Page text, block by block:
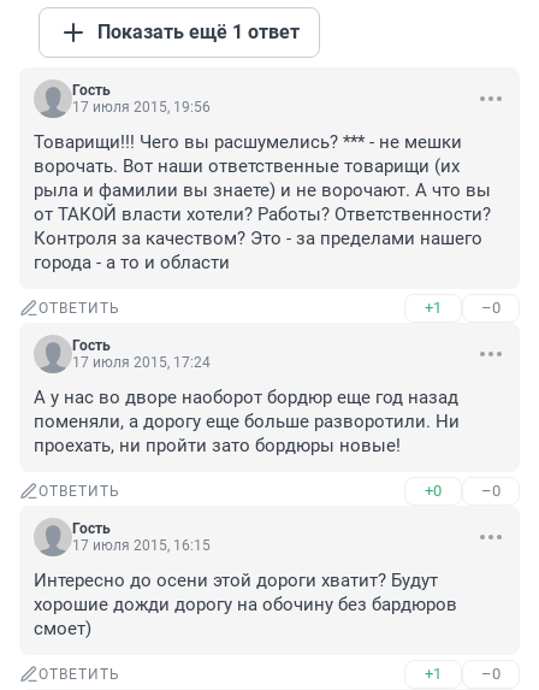
Показать ещё 1 ответ
Гость
17 июля 2015, 19:56
Товарищи!!! Чего вы расшумелись? *** - не мешки
ворочать. Вот наши ответственные товарищи (их
рыла и фамилии вы знаете) и не ворочают. А что вы
от ТАКОЙ власти хотели? Работы? Ответственности?
Контроля за качеством? Это - за пределами нашего
города - а то и области
ОТВЕТИТЬ +1 –0
Гость
17 июля 2015, 17:24
А у нас во дворе наоборот бордюр еще год назад
поменяли, а дорогу еще больше разворотили. Ни
проехать, ни пройти зато бордюры новые!
ОТВЕТИТЬ +0 –0
Гость
17 июля 2015, 16:15
Интересно до осени этой дороги хватит? Будут
хорошие дожди дорогу на обочину без бардюров
смоет)
ОТВЕТИТЬ +1 –0